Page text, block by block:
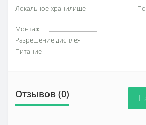
Локальное хранилище
Монтаж
Разрешение дисплея
Питание
Отзывов (0)